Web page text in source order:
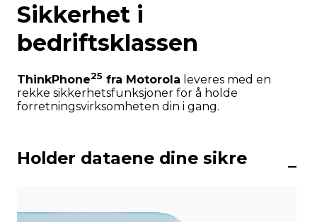
Sikkerhet i
bedriftsklassen
ThinkPhone25 fra Motorola leveres med en
rekke sikkerhetsfunksjoner for å holde
forretningsvirksomheten din i gang.
Holder dataene dine sikre